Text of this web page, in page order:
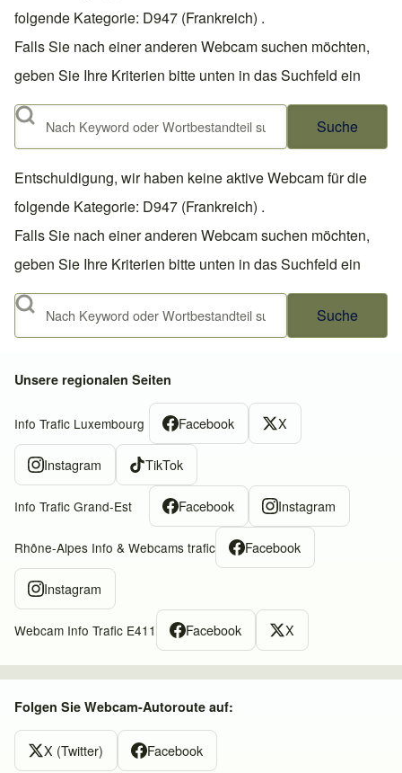
folgende Kategorie: D947 (Frankreich) .
Falls Sie nach einer anderen Webcam suchen möchten,
geben Sie Ihre Kriterien bitte unten in das Suchfeld ein
Suche
Entschuldigung, wir haben keine aktive Webcam für die
folgende Kategorie: D947 (Frankreich) .
Falls Sie nach einer anderen Webcam suchen möchten,
geben Sie Ihre Kriterien bitte unten in das Suchfeld ein
Suche
Unsere regionalen Seiten
Info Trafic Luxembourg Facebook X
Instagram TikTok
Info Trafic Grand-Est Facebook Instagram
Rhône-Alpes Info & Webcams trafic Facebook
Instagram
Webcam Info Trafic E411 Facebook X
Folgen Sie Webcam-Autoroute auf:
X (Twitter) Facebook